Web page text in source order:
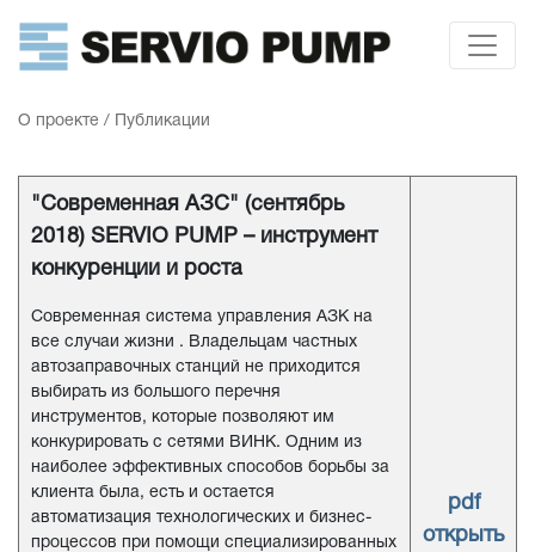
О проекте / Публикации
"Современная АЗС" (сентябрь
2018) SERVIO PUMP – инструмент
конкуренции и роста
Современная система управления АЗК на
все случаи жизни . Владельцам частных
автозаправочных станций не приходится
выбирать из большого перечня
инструментов, которые позволяют им
конкурировать с сетями ВИНК. Одним из
наиболее эффективных способов борьбы за
клиента была, есть и остается
автоматизация технологических и бизнес-
процессов при помощи специализированных
pdf
открыть